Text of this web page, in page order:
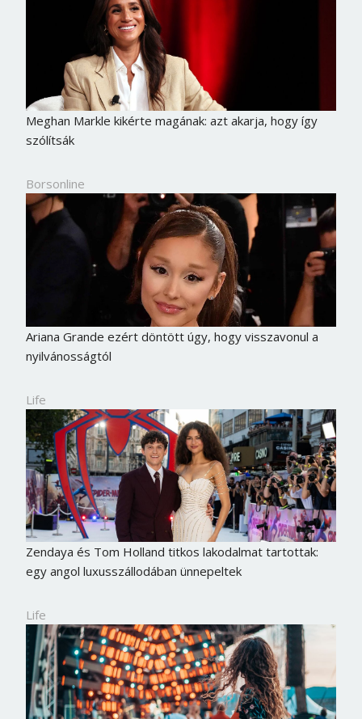
Meghan Markle kikérte magának: azt akarja, hogy így
szólítsák
Borsonline
Ariana Grande ezért döntött úgy, hogy visszavonul a
nyilvánosságtól
Life
Zendaya és Tom Holland titkos lakodalmat tartottak:
egy angol luxusszállodában ünnepeltek
Life